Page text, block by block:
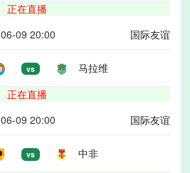
正在直播
06-09 20:00
国际友谊
vs
马拉维
正在直播
06-09 20:00
国际友谊
vs
中非